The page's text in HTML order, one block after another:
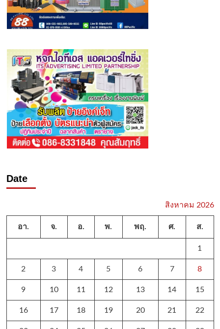
Date
สิงหาคม 2026
อา. จ. อ. พ. พฤ. ศ. ส.
1
2 3 4 5 6 7 8
9 10 11 12 13 14 15
16 17 18 19 20 21 22